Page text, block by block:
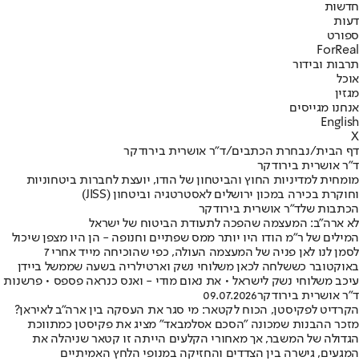
חדשות
דעות
ספורט
ForReal
תרבות ובידור
אוכל
מגזין
אנחנו מגייסים
English
X
דף הבית/נבחרת הכתבים/ד"ר אושרית בירודקר
ד"ר אושרית בירודקר
מומחית למדיניות החוץ והביטחון של הודו, יועצת לחברות ביטחוניות
וחוקרת בכירה במכון ירושלים לאסטרטגיה וביטחון (JISS)
הכתבות שלד"ר אושרית בירודקר
לא ארה"ב: המעצמה שהפכה לתעודת הביטוח של ישראל
המילים של ר"מ הודו היו יותר ממס שפתיים וחנופה - הן היו מצפן שיכול
לסמן לנו לאן פניה של המעצמה העולה, כפי שהוכיחה מייד אחרי 7
באוקטובר כששלחה לכאן משלוחי נשק וארטילריה בשעה שממשל ביידן
עיכב משלוחי נשק לישראל • את נאום מודי - ואנס כנראה פספס • פרשנות
ד"ר אושרית בירודקר09.07.2026
הקרדיט לפקיסטן, הכוח לקטאר: מי סגר את העסקה בין ארה"ב לאיראן?
מזכר ההבנות שמכונה "הסכם אסלמבאד" מציג את פקיסטן כמתווכת
הגדולה של המשבר, אך מאחורי הקלעים הייתה זו קטאר שניהלה את
המגעים, גישרה בין הצדדים והחזיקה במנופי הלחץ האמיתיים